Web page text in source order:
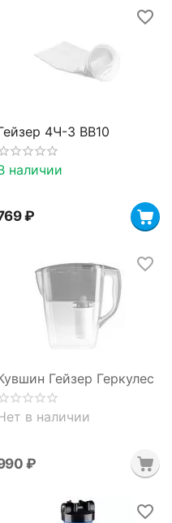
4Ч-3 BB10
наличии
₽
Гейзер Геркулес
в наличии
₽